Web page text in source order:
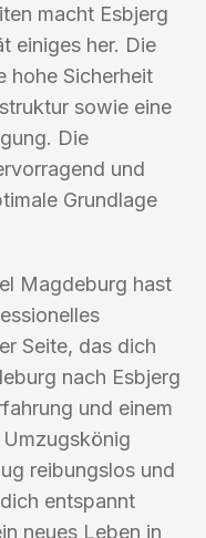
macht Esbjerg
einiges her. Die
hohe Sicherheit
sowie eine
Die
und
Grundlage
Magdeburg hast
Seite, das dich
nach Esbjerg
und einem
reibungslos und
entspannt
neues Leben in